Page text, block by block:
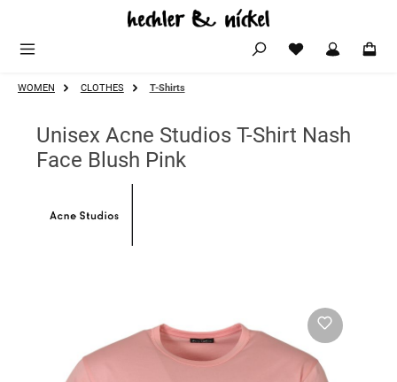
Zum Hauptinhalt springen
WOMEN CLOTHES T-Shirts
Unisex Acne Studios T-Shirt Nash
Face Blush Pink